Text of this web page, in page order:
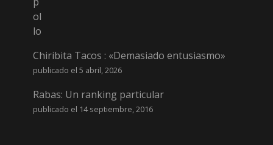
Chiribita Tacos : «Demasiado entusiasmo»
publicado el 5 abril, 2026
Rabas: Un ranking particular
publicado el 14 septiembre, 2016